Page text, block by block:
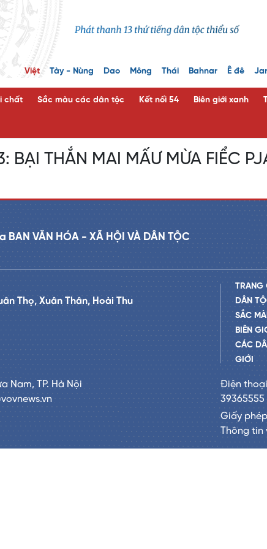
Việt Tày - Nùng Dao Mông Thái Bahnar Ê đê
chất Sắc màu các dân tộc Kết nối 54 Biên giới xanh
BẠI THẮN MAI MẤƯ MỪA FIỂC
BAN VĂN HÓA - XÃ HỘI VÀ DÂN TỘC
Thọ, Xuân Thân, Hoài Thu
TRANG
DÂN
SẮC
BIÊN
CÁC
GIỚI
Nam, TP. Hà Nội
Điện
39365555
Giấy
Thông tin